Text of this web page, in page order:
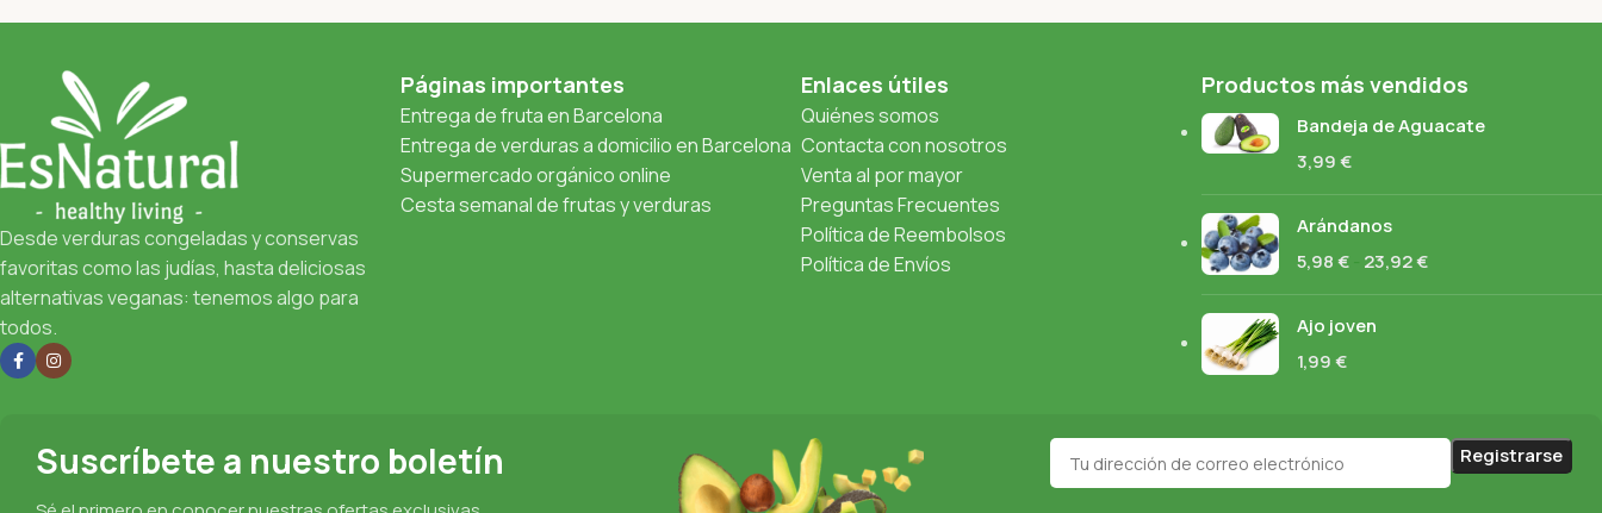
Desde verduras congeladas y conservas
favoritas como las judías, hasta deliciosas
alternativas veganas: tenemos algo para
todos.
Páginas importantes
Entrega de fruta en Barcelona
Entrega de verduras a domicilio en Barcelona
Supermercado orgánico online
Cesta semanal de frutas y verduras
Enlaces útiles
Quiénes somos
Contacta con nosotros
Venta al por mayor
Preguntas Frecuentes
Política de Reembolsos
Política de Envíos
Productos más vendidos
Bandeja de Aguacate
3,99€
Arándanos
5,98€ 23,92€
Ajo joven
1,99€
Suscríbete a nuestro boletín